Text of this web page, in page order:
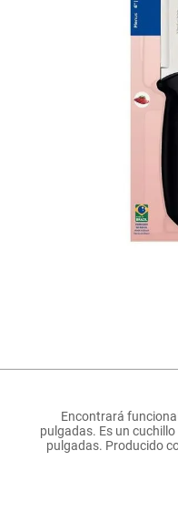
Encontrará
pulgadas. Es un
pulgadas. Producido